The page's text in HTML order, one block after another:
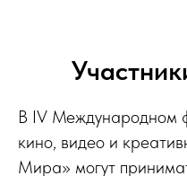
В IV Международном
кино, видео и
Мира» могут